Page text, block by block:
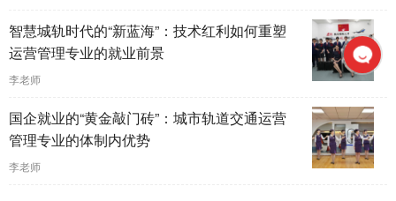
智慧城轨时代的“新蓝海”：技术红利如何重塑
运营管理专业的就业前景
李老师
国企就业的“黄金敲门砖”：城市轨道交通运营
管理专业的体制内优势
李老师